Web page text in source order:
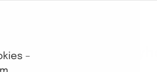
–
Jsme